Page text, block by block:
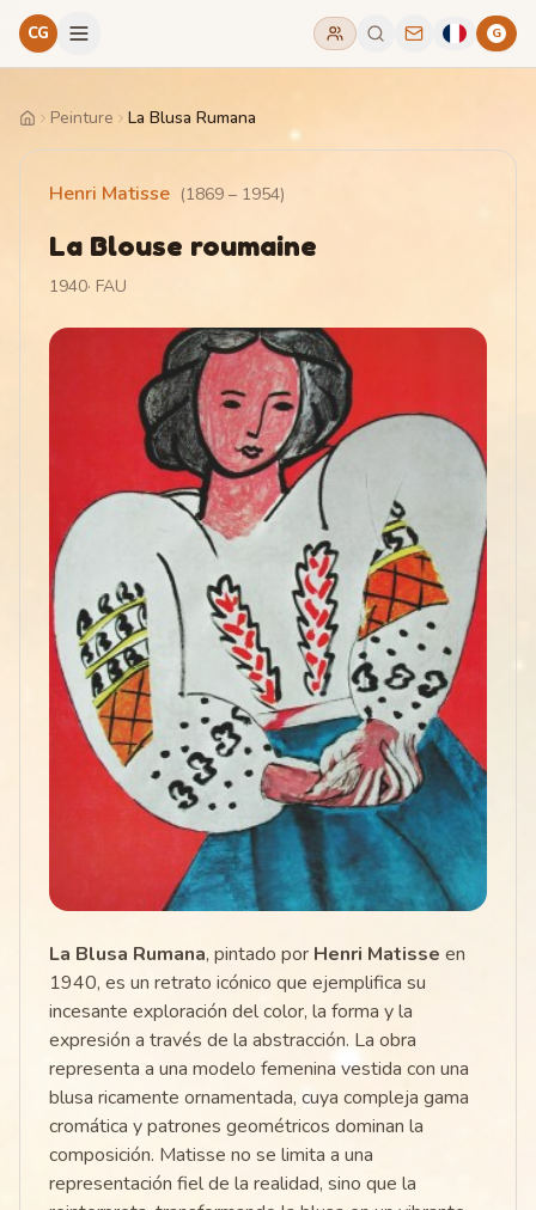
CG G
HomePeinture La Blusa Rumana
Henri Matisse (1869 – 1954)
La Blouse roumaine
1940· FAU
La Blusa Rumana, pintado por Henri Matisse en
1940, es un retrato icónico que ejemplifica su
incesante exploración del color, la forma y la
expresión a través de la abstracción. La obra
representa a una modelo femenina vestida con una
blusa ricamente ornamentada, cuya compleja gama
cromática y patrones geométricos dominan la
composición. Matisse no se limita a una
representación fiel de la realidad, sino que la